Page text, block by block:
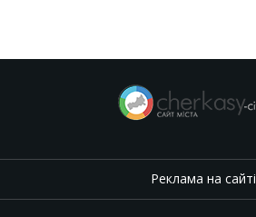
Реклама на сайті